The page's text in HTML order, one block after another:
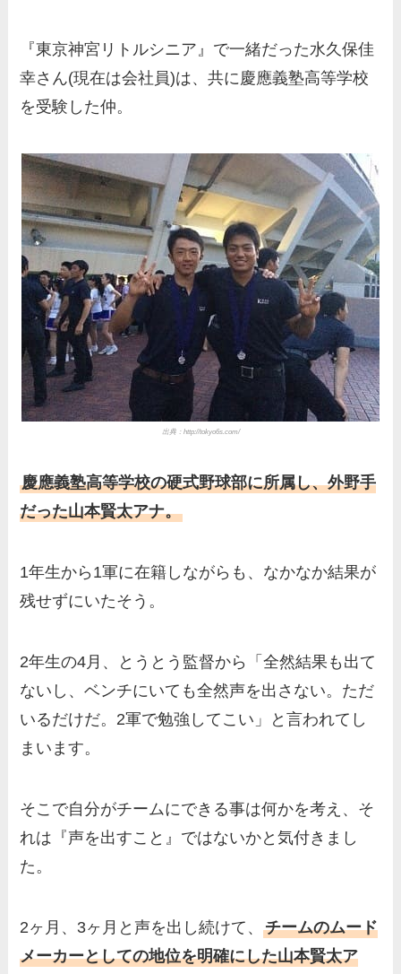
成や父・片岡達也、兄弟につ
いてもまとめ！
の家族もまとめ！
伊藤海彦の兄弟は弟の夏彦！
実家の両親など家族情報も全
部まとめた！
『東京神宮リトルシニア』で一緒だった水久保佳
幸さん(現在は会社員)は、共に慶應義塾高等学校
を受験した仲。
出典：http://tokyo6s.com/
慶應義塾高等学校の硬式野球部に所属し、外野手
だった山本賢太アナ。
1年生から1軍に在籍しながらも、なかなか結果が
残せずにいたそう。
2年生の4月、とうとう監督から「全然結果も出て
ないし、ベンチにいても全然声を出さない。ただ
いるだけだ。2軍で勉強してこい」と言われてし
まいます。
そこで自分がチームにできる事は何かを考え、そ
れは『声を出すこと』ではないかと気付きまし
た。
2ヶ月、3ヶ月と声を出し続けて、チームのムード
メーカーとしての地位を明確にした山本賢太ア